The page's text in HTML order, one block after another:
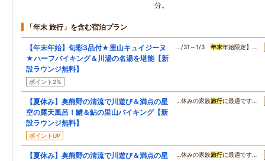
分。
「年末 旅行」を含む宿泊プラン
【年末年始】旬彩3品付★里山キュイジーヌ
★ハーフバイキング＆川湯の名湯を堪能【新
設ラウンジ無料】
ポイント2%
…/31～1/3 年末年始限定】…
【夏休み】奥熊野の清流で川遊び＆満点の星
空の露天風呂！鱧＆鮎の里山バイキング【新
設ラウンジ無料】
ポイントUP
…休みの家族旅行に最適です…
【夏休み】奥熊野の清流で川遊び＆満点の星
…休みの家族旅行に最適です…